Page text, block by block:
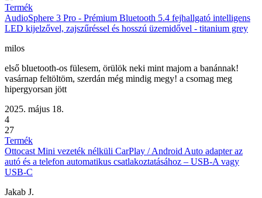
Termék
AudioSphere 3 Pro - Prémium Bluetooth 5.4 fejhallgató intelligens
LED kijelzővel, zajszűréssel és hosszú üzemidővel - titanium grey
milos
első bluetooth-os fülesem, örülök neki mint majom a banánnak!
vasárnap feltöltöm, szerdán még mindig megy! a csomag meg
hipergyorsan jött
2025. május 18.
4
27
Termék
Ottocast Mini vezeték nélküli CarPlay / Android Auto adapter az
autó és a telefon automatikus csatlakoztatásához – USB-A vagy
USB-C
Jakab J.